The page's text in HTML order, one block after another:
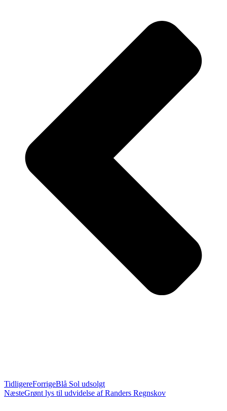
TidligereForrigeBlå Sol udsolgt
NæsteGrønt lys til udvidelse af Randers Regnskov